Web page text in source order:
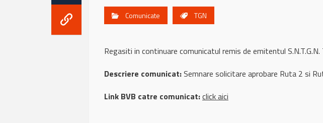
Comunicate TGN
Regasiti in continuare comunicatul remis de emitentul
Descriere comunicat:Semnare solicitare aprobare Ruta 2 si
Link BVB catre comunicat:click aici